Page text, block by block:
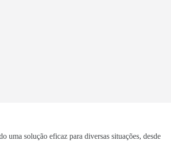
uma solução eficaz para diversas situações, desde